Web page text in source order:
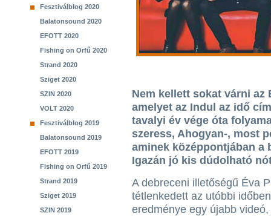
Fesztiválblog 2020
Balatonsound 2020
EFOTT 2020
Fishing on Orfű 2020
Strand 2020
Sziget 2020
SZIN 2020
VOLT 2020
Fesztiválblog 2019
Balatonsound 2019
EFOTT 2019
Fishing on Orfű 2019
Strand 2019
Sziget 2019
SZIN 2019
Nem kellett sokat várni az
amelyet az Indul az idő
tavalyi év vége óta
szeress, Ahogyan-, most
aminek középpontjában a
Igazán jó kis dúdolható
A debreceni illetőségű Éva
tétlenkedett az utóbbi
eredménye egy újabb